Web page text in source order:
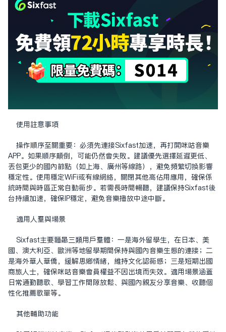
使用注意事項
操作順序至關重要：必須先連接Sixfast加速，再打開咪咕音樂
APP。如果順序顛倒，可能仍然會失敗。建議優先選擇延遲更低、
丟包更少的國內節點（如上海、廣州等線路），避免頻繁切換影響
穩定性。使用穩定WiFi或有線網絡，關閉其他高佔用應用，確保系
統時間與時區正常自動同步。若需長時間暢聽，建議保持Sixfast後
台持續加速，確保IP穩定，避免音樂播放中途中斷。
適用人羣與場景
Sixfast主要面向三類用户羣體：一是海外留學生，在日本、美
國、澳大利亞、歐洲等地留學期間保持與國內音樂生態的連接；二
是海外華人華僑，緩解思鄉情緒，維持文化認同感；三是短期出國
商旅人士，確保咪咕音樂會員權益不因出境而失效。適用場景涵蓋
日常通勤聽歌、學習工作間隙放鬆、與國內親友分享音樂、收聽個
性化推薦歌單等。
其他輔助功能